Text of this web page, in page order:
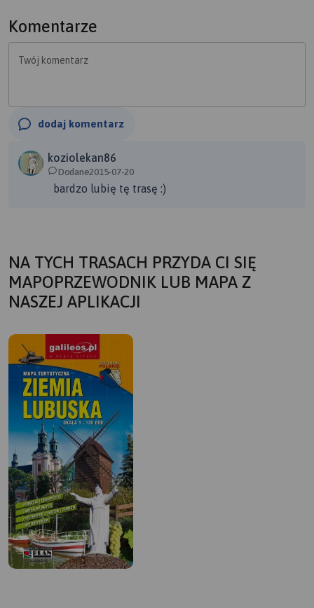
Komentarze
Twój komentarz
dodaj komentarz
koziolekan86
Dodane2015-07-20
bardzo lubię tę trasę :)
NA TYCH TRASACH PRZYDA CI SIĘ
MAPOPRZEWODNIK LUB MAPA Z
NASZEJ APLIKACJI